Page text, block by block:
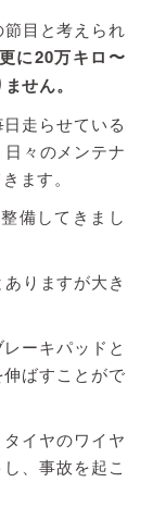
目と考えられ
に20万キロ〜
せん。
走らせている
々のメンテナ
ます。
備してきまし
りますが大き
ーキパッドと
ばすことがで
イヤのワイヤ
、事故を起こ